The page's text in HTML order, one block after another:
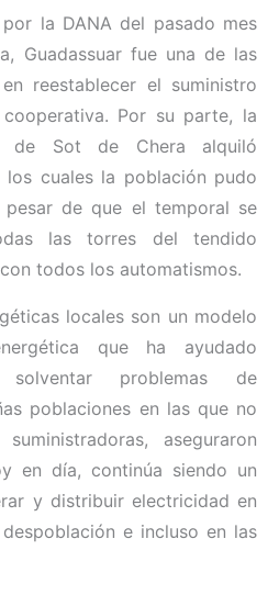
la DANA del pasado mes
Guadassuar fue una de las
reestablecer el suministro
Por su parte, la
de Sot de Chera alquiló
los cuales la población pudo
de que el temporal se
las torres del tendido
todos los automatismos.
locales son un modelo
que ha ayudado
solventar problemas de
poblaciones en las que no
aseguraron
en día, continúa siendo un
y distribuir electricidad en
e incluso en las